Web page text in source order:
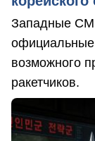
Западные
официальные
возможного
ракетчиков.